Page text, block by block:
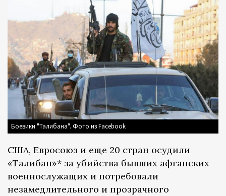
Боевики "Талибана". Фото из Facebook
США, Евросоюз и еще 20 стран осудили
«Талибан»* за убийства бывших афганских
военнослужащих и потребовали
незамедлительного и прозрачного